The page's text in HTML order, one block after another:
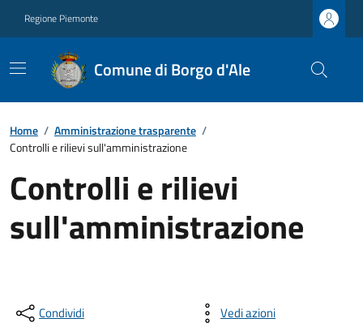
Regione Piemonte
Comune di Borgo d'Ale
Home / Amministrazione trasparente /
Controlli e rilievi sull'amministrazione
Controlli e rilievi
sull'amministrazione
Condividi Vedi azioni